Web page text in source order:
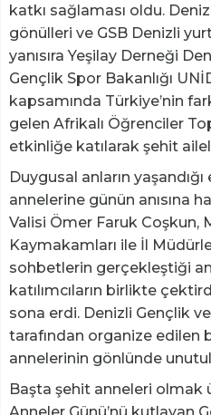
katkı sağlaması oldu.
gönülleri ve GSB Denizli
yanısıra Yeşilay Derneği
Gençlik Spor Bakanlığı
kapsamında Türkiye’nin
gelen Afrikalı Öğrenciler
etkinliğe katılarak şehit
Duygusal anların
annelerine günün anısına
Valisi Ömer Faruk Coşkun,
Kaymakamları ile İl
sohbetlerin gerçekleştiği
katılımcıların birlikte
sona erdi. Denizli Gençlik
tarafından organize edilen
annelerinin gönlünde
Başta şehit anneleri olmak